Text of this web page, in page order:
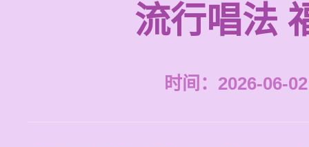
流行唱法
时间：2026-06-